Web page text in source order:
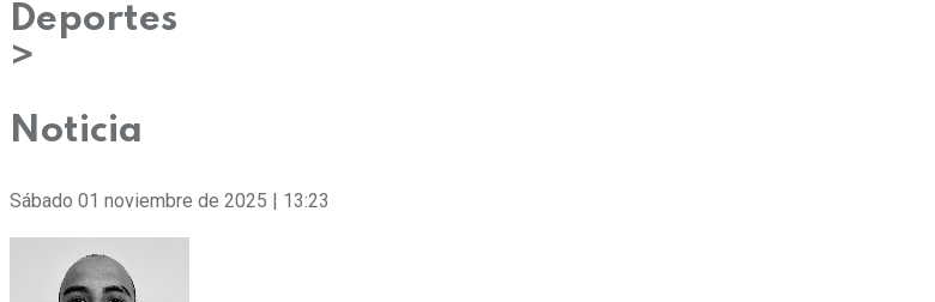
Deportes
>
Noticia
Sábado 01 noviembre de 2025 | 13:23